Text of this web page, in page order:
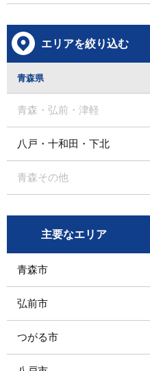
エリアを絞り込む
青森県
青森・弘前・津軽
八戸・十和田・下北
青森その他
主要なエリア
青森市
弘前市
つがる市